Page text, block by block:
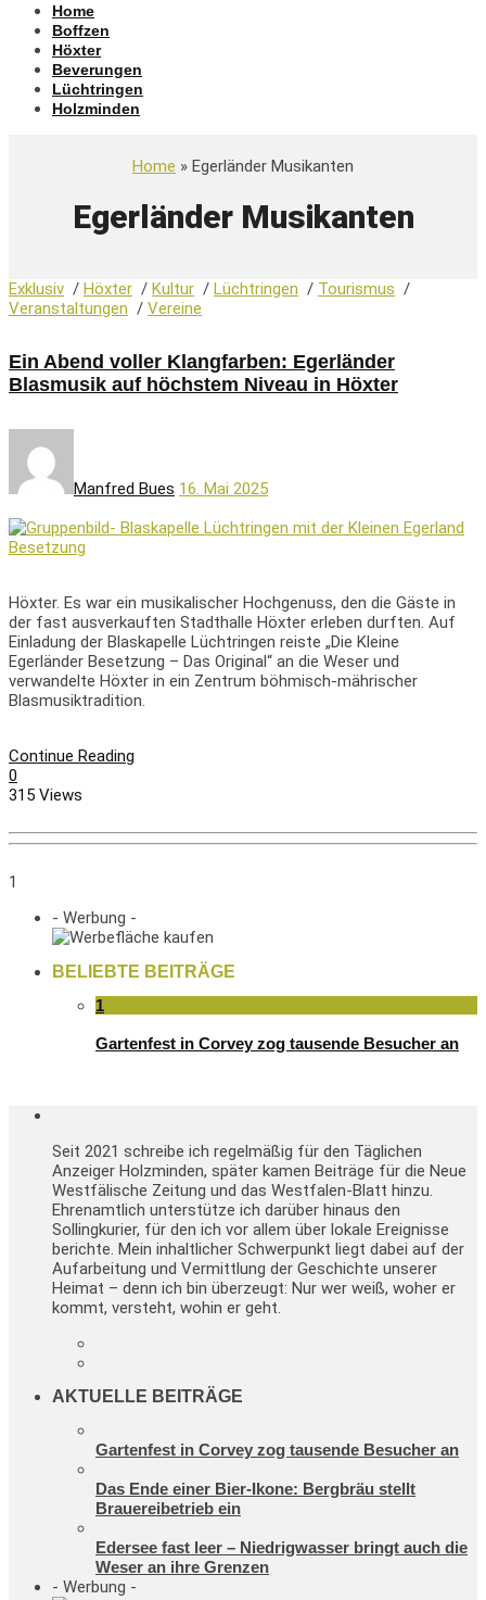
Home
Boffzen
Höxter
Beverungen
Lüchtringen
Holzminden
Home » Egerländer Musikanten
Egerländer Musikanten
Exklusiv / Höxter / Kultur / Lüchtringen / Tourismus /
Veranstaltungen / Vereine
Ein Abend voller Klangfarben: Egerländer
Blasmusik auf höchstem Niveau in Höxter
Manfred Bues 16. Mai 2025
Höxter. Es war ein musikalischer Hochgenuss, den die Gäste in
der fast ausverkauften Stadthalle Höxter erleben durften. Auf
Einladung der Blaskapelle Lüchtringen reiste „Die Kleine
Egerländer Besetzung – Das Original“ an die Weser und
verwandelte Höxter in ein Zentrum böhmisch-mährischer
Blasmusiktradition.
Continue Reading
0
315 Views
1
- Werbung -
BELIEBTE BEITRÄGE
1
Gartenfest in Corvey zog tausende Besucher an
Seit 2021 schreibe ich regelmäßig für den Täglichen
Anzeiger Holzminden, später kamen Beiträge für die Neue
Westfälische Zeitung und das Westfalen-Blatt hinzu.
Ehrenamtlich unterstütze ich darüber hinaus den
Sollingkurier, für den ich vor allem über lokale Ereignisse
berichte. Mein inhaltlicher Schwerpunkt liegt dabei auf der
Aufarbeitung und Vermittlung der Geschichte unserer
Heimat – denn ich bin überzeugt: Nur wer weiß, woher er
kommt, versteht, wohin er geht.
AKTUELLE BEITRÄGE
Gartenfest in Corvey zog tausende Besucher an
Das Ende einer Bier-Ikone: Bergbräu stellt
Brauereibetrieb ein
Edersee fast leer – Niedrigwasser bringt auch die
Weser an ihre Grenzen
- Werbung -